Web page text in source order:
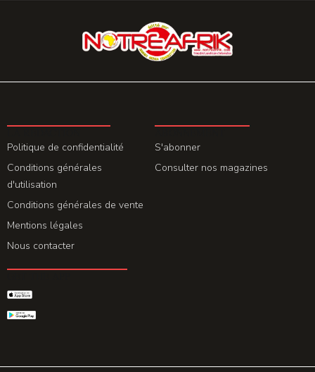
Politique de confidentialité
Conditions générales
d'utilisation
Conditions générales de vente
Mentions légales
Nous contacter
S'abonner
Consulter nos magazines